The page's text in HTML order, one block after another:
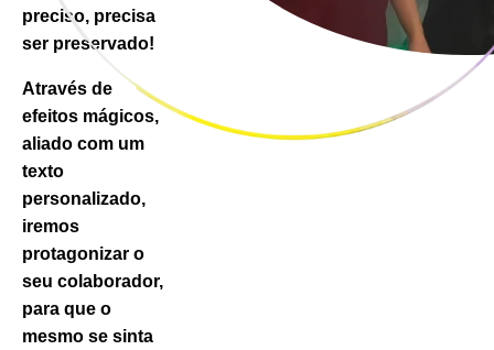
preciso, precisa
ser preservado!
Através de
efeitos mágicos,
aliado com um
texto
personalizado,
iremos
protagonizar o
seu colaborador,
para que o
mesmo se sinta